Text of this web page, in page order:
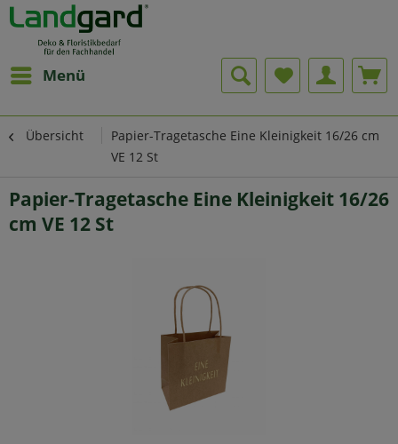
Menü
Übersicht
Papier-Tragetasche Eine Kleinigkeit 16/26 cm
VE 12 St
Papier-Tragetasche Eine Kleinigkeit 16/26
cm VE 12 St